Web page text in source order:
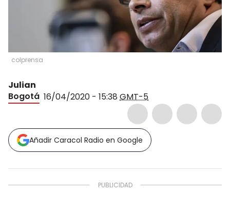
colprensa
Julian
Bogotá 16/04/2020 - 15:38 GMT-5
Añadir Caracol Radio en Google